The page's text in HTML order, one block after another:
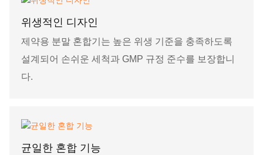
위생적인 디자인
제약용 분말 혼합기는 높은 위생 기준을 충족하도록
설계되어 손쉬운 세척과 GMP 규정 준수를 보장합니
다.
균일한 혼합 기능